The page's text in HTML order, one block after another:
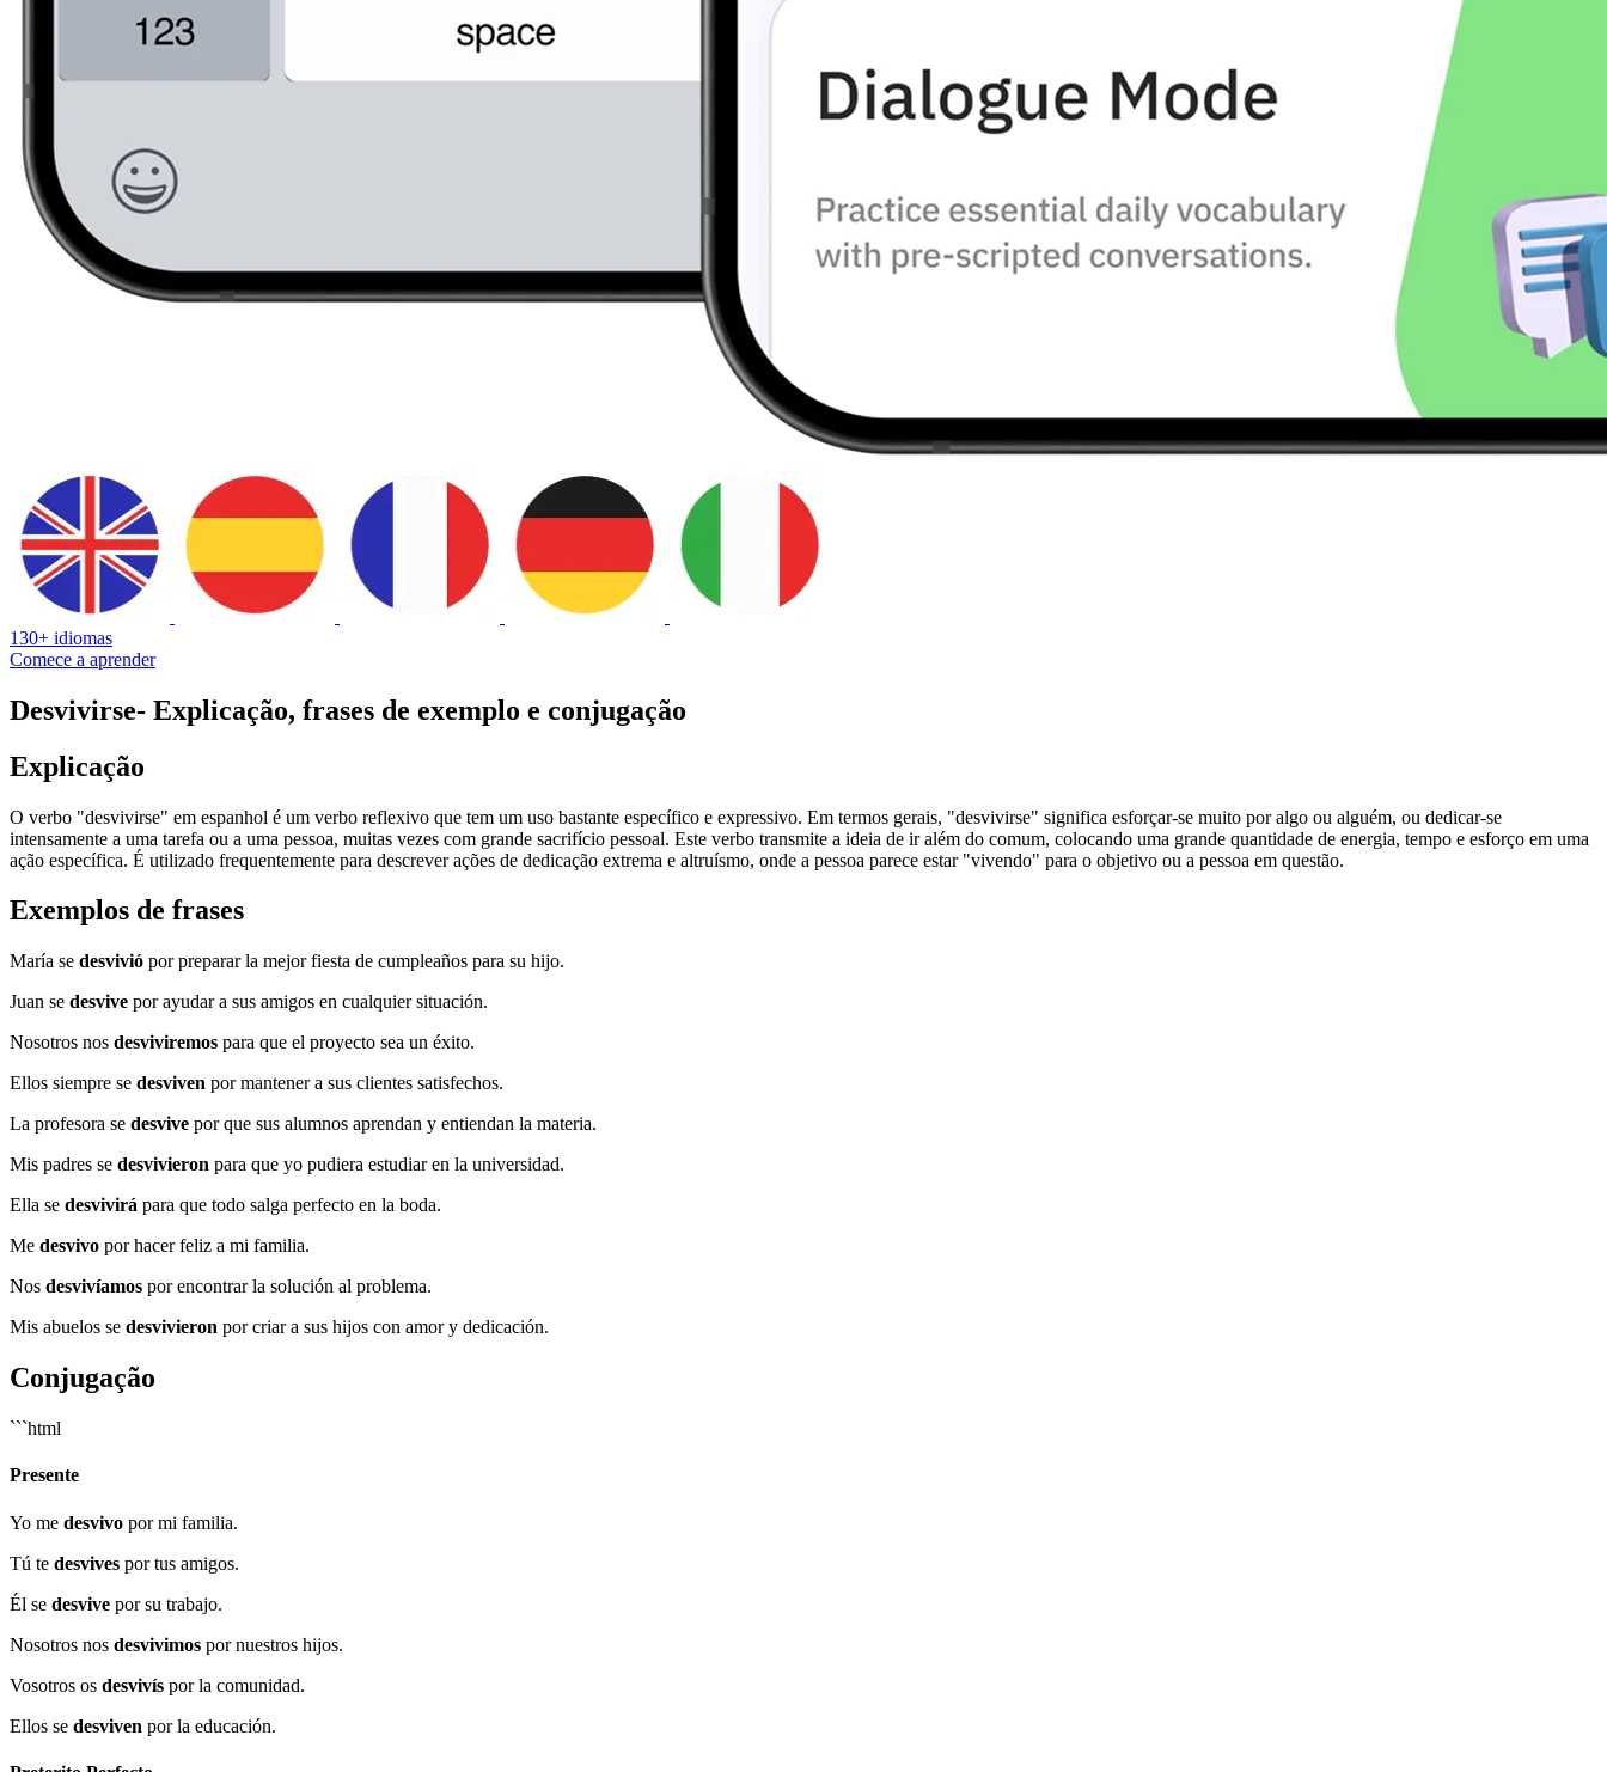
130+ idiomas
Comece a aprender
Desvivirse- Explicação, frases de exemplo e conjugação
Explicação
O verbo "desvivirse" em espanhol é um verbo reflexivo que tem um uso bastante específico e expressivo. Em termos gerais, "desvivirse" significa esforçar-se muito por algo ou alguém, ou dedicar-se
intensamente a uma tarefa ou a uma pessoa, muitas vezes com grande sacrifício pessoal. Este verbo transmite a ideia de ir além do comum, colocando uma grande quantidade de energia, tempo e esforço em uma
ação específica. É utilizado frequentemente para descrever ações de dedicação extrema e altruísmo, onde a pessoa parece estar "vivendo" para o objetivo ou a pessoa em questão.
Exemplos de frases
María se desvivió por preparar la mejor fiesta de cumpleaños para su hijo.
Juan se desvive por ayudar a sus amigos en cualquier situación.
Nosotros nos desviviremos para que el proyecto sea un éxito.
Ellos siempre se desviven por mantener a sus clientes satisfechos.
La profesora se desvive por que sus alumnos aprendan y entiendan la materia.
Mis padres se desvivieron para que yo pudiera estudiar en la universidad.
Ella se desvivirá para que todo salga perfecto en la boda.
Me desvivo por hacer feliz a mi familia.
Nos desvivíamos por encontrar la solución al problema.
Mis abuelos se desvivieron por criar a sus hijos con amor y dedicación.
Conjugação
```html
Presente
Yo me desvivo por mi familia.
Tú te desvives por tus amigos.
Él se desvive por su trabajo.
Nosotros nos desvivimos por nuestros hijos.
Vosotros os desvivís por la comunidad.
Ellos se desviven por la educación.